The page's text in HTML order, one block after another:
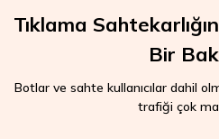
Tıklama
Bir
Botlar ve sahte kullanıcılar dahil
trafiği çok